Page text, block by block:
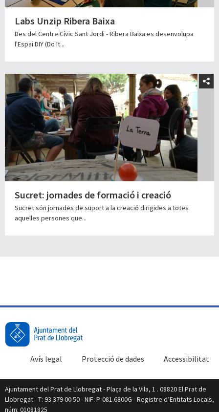
Labs Unzip Ribera Baixa
Des del Centre Cívic Sant Jordi - Ribera Baixa es desenvolupa
l'Espai DIY (Do It...
Sucret: jornades de formació i creació
Sucret són jornades de suport a la creació dirigides a totes
aquelles persones que...
Accessibilitat
Protecció de dades
Avís legal
Ajuntament del Prat de Llobregat - Plaça de la Vila, 1 . 08820 El Prat de
Llobregat - T: 93 379 00 50 - NIF: P-081 6800G - Registre d’Entitats Locals,
núm: 01081825